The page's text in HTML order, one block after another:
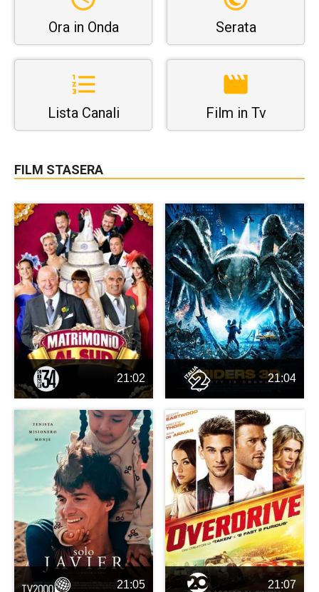
Ora in Onda Serata
Lista Canali Film in Tv
FILM STASERA
21:02 21:04
21:05 21:07